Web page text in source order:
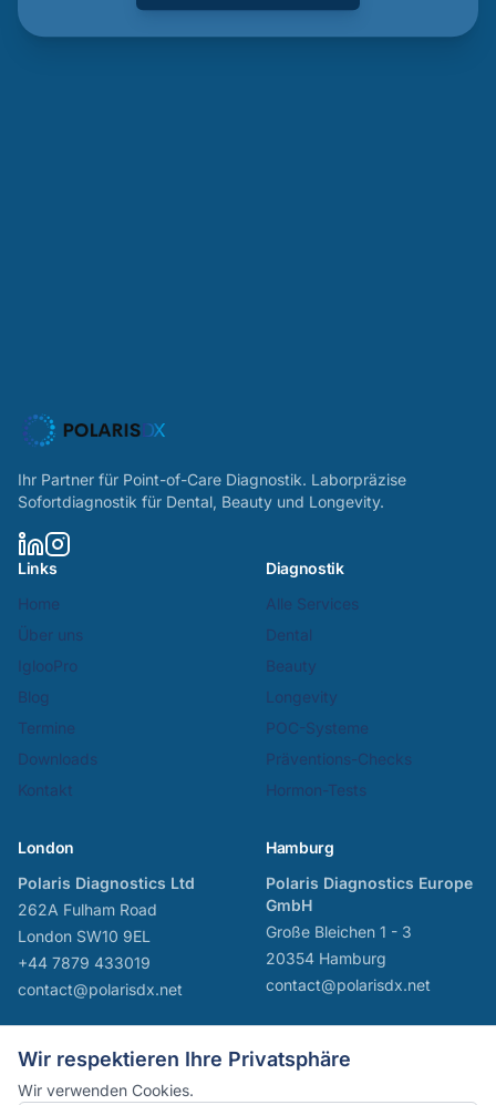
Ihr Partner für Point-of-Care Diagnostik. Laborpräzise
Sofortdiagnostik für Dental, Beauty und Longevity.
Links
Home
Über uns
IglooPro
Blog
Termine
Downloads
Kontakt
Diagnostik
Alle Services
Dental
Beauty
Longevity
POC-Systeme
Präventions-Checks
Hormon-Tests
London
Polaris Diagnostics Ltd
262A Fulham Road
London SW10 9EL
+44 7879 433019
contact@polarisdx.net
Hamburg
Polaris Diagnostics Europe
GmbH
Große Bleichen 1 - 3
20354 Hamburg
contact@polarisdx.net
Copyright ©PolarisDX 2026 Alle Rechte
Wir respektieren Ihre Privatsphäre
Wir verwenden Cookies.